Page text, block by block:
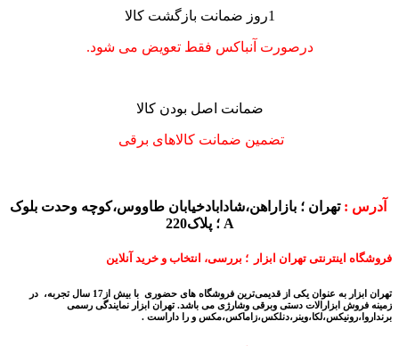
1روز ضمانت بازگشت کالا
درصورت آنباکس فقط تعویض می شود.
ضمانت اصل بودن کالا
تضمین ضمانت کالاهای برقی
آدرس : تهران ؛ بازاراهن،شادابادخیابان طاووس،کوچه وحدت بلوک
A ؛ پلاک220
فروشگاه اینترنتی تهران ابزار ؛ بررسی، انتخاب و خرید آنلاین
تهران ابزار به عنوان یکی از قدیمی‌ترین فروشگاه های حضوری با بیش از17 سال تجربه، در
زمینه فروش ابزارالات دستی وبرقی وشارژی می باشد.تهران ابزار نمایندگی رسمی
برنداروا،رونیکس،لکا،وینر،دنلکس،زاماکس،مکس و را داراست .